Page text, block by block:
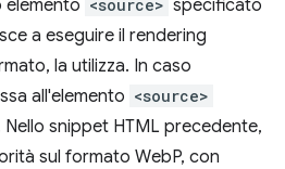
elemento <source> specificato
a eseguire il rendering
la utilizza. In caso
all'elemento <source>
snippet HTML precedente,
sul formato WebP, con